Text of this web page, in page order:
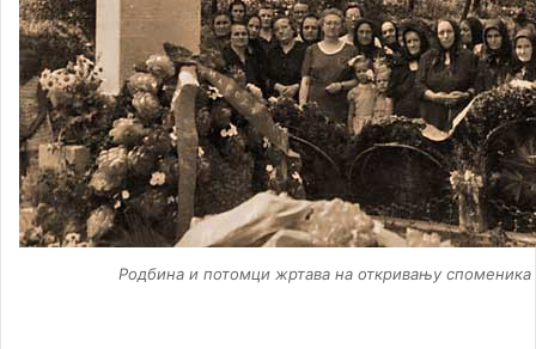
Родбина и потомци жртава на откривању споменика